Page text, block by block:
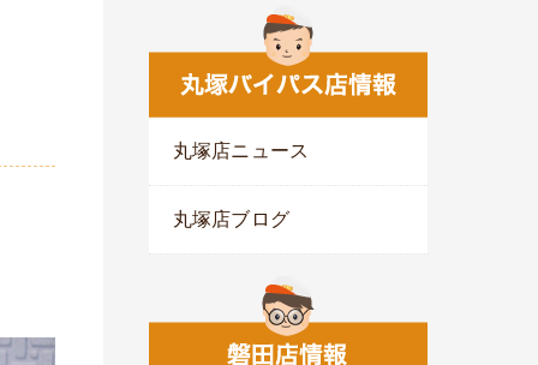
丸塚店ニュース
丸塚店ブログ